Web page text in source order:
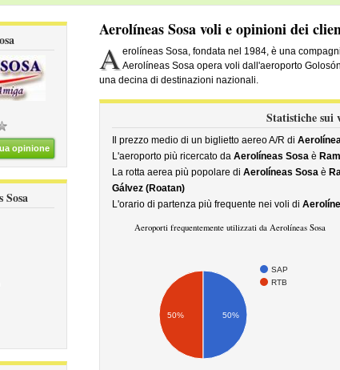
opinione
Sosa
Aerolíneas Sosa voli e opinioni dei
A erolíneas Sosa, fondata nel 1984, è una
Aerolíneas Sosa opera voli dall'aeroporto
una decina di destinazioni nazionali.
Statistiche sui
Il prezzo medio di un biglietto aereo A/R di
L'aeroporto più ricercato da Aerolíneas Sosaè
La rotta aerea più popolare di Aerolíneas Sosaè
Gálvez (Roatan)
L'orario di partenza più frequente nei voli di
Aeroporti frequentemente utilizzati da Aerolíneas Sosa
SAP
RTB
50% 50%